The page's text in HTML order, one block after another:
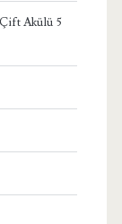
Akülü 5